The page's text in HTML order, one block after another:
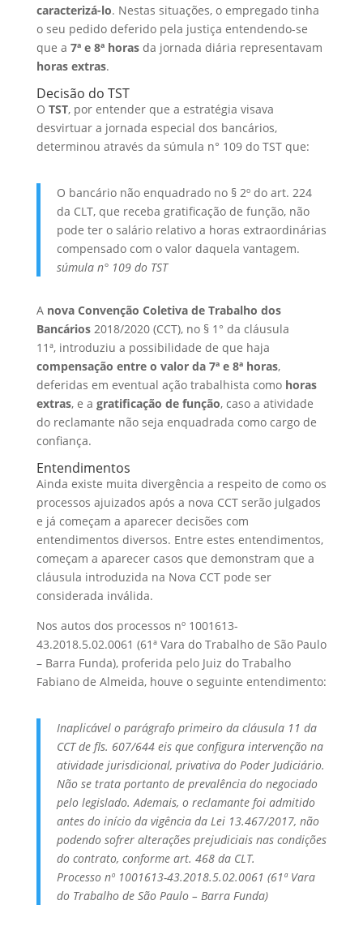
caracterizá-lo. Nestas situações, o empregado tinha
o seu pedido deferido pela justiça entendendo-se
que a 7ª e 8ª horasda jornada diária representavam
horas extras.
Decisão do TST
O TST, por entender que a estratégia visava
desvirtuar a jornada especial dos bancários,
determinou através da súmula n° 109 do TST que:
O bancário não enquadrado no § 2º do art. 224
da CLT, que receba gratificação de função, não
pode ter o salário relativo a horas extraordinárias
compensado com o valor daquela vantagem.
súmula n° 109 do TST
A nova Convenção Coletiva de Trabalho dos
Bancários2018/2020 (CCT), no § 1° da cláusula
11ª, introduziu a possibilidade de que haja
compensação entre o valor da 7ª e 8ª horas,
deferidas em eventual ação trabalhista comohoras
extras, e a gratificação de função, caso a atividade
do reclamante não seja enquadrada como cargo de
confiança.
Entendimentos
Ainda existe muita divergência a respeito de como os
processos ajuizados após a nova CCT serão julgados
e já começam a aparecer decisões com
entendimentos diversos. Entre estes entendimentos,
começam a aparecer casos que demonstram que a
cláusula introduzida na Nova CCT pode ser
considerada inválida.
Nos autos dos processos nº 1001613-
43.2018.5.02.0061 (61ª Vara do Trabalho de São Paulo
– Barra Funda), proferida pelo Juiz do Trabalho
Fabiano de Almeida, houve o seguinte entendimento:
Inaplicável o parágrafo primeiro da cláusula 11 da
CCT de fls. 607/644 eis que configura intervenção na
atividade jurisdicional, privativa do Poder Judiciário.
Não se trata portanto de prevalência do negociado
pelo legislado. Ademais, o reclamante foi admitido
antes do início da vigência da Lei 13.467/2017, não
podendo sofrer alterações prejudiciais nas condições
do contrato, conforme art. 468 da CLT.
Processo nº 1001613-43.2018.5.02.0061 (61ª Vara
do Trabalho de São Paulo – Barra Funda)